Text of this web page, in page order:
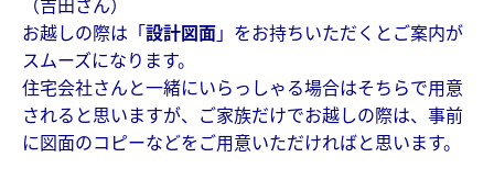
（吉田さん）
お越しの際は「 設計図面 」をお持ちいただくとご案内が
スムーズになります。
住宅会社さんと一緒にいらっしゃる場合はそちらで用意
されると思いますが、ご家族だけでお越しの際は、事前
に図面のコピーなどをご用意いただければと思います。